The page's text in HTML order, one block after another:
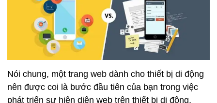
Nói chung, một trang web dành cho thiết bị di động
nên được coi là bước đầu tiên của bạn trong việc
phát triển sự hiện diện web trên thiết bị di động,